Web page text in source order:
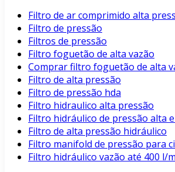
Filtro de ar comprimido alta
Filtro de pressão
Filtros de pressão
Filtro foguetão de alta vazão
Comprar filtro foguetão de alta
Filtro de alta pressão
Filtro de pressão hda
Filtro hidraulico alta pressão
Filtro hidráulico de pressão alta
Filtro de alta pressão hidráulico
Filtro manifold de pressão para
Filtro hidráulico vazão até 400 l/